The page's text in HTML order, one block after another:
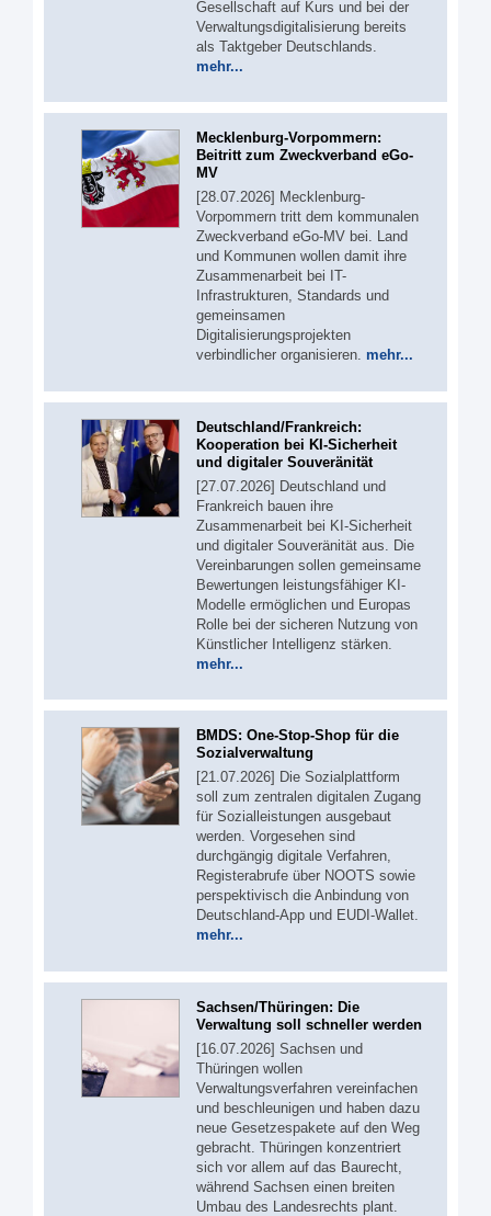
Gesellschaft auf Kurs und bei der
Verwaltungsdigitalisierung bereits
als Taktgeber Deutschlands.
mehr...
Mecklenburg-Vorpommern:
Beitritt zum Zweckverband eGo-
MV
[28.07.2026] Mecklenburg-
Vorpommern tritt dem kommunalen
Zweckverband eGo-MV bei. Land
und Kommunen wollen damit ihre
Zusammenarbeit bei IT-
Infrastrukturen, Standards und
gemeinsamen
Digitalisierungsprojekten
verbindlicher organisieren. mehr...
Deutschland/Frankreich:
Kooperation bei KI-Sicherheit
und digitaler Souveränität
[27.07.2026] Deutschland und
Frankreich bauen ihre
Zusammenarbeit bei KI-Sicherheit
und digitaler Souveränität aus. Die
Vereinbarungen sollen gemeinsame
Bewertungen leistungsfähiger KI-
Modelle ermöglichen und Europas
Rolle bei der sicheren Nutzung von
Künstlicher Intelligenz stärken.
mehr...
BMDS: One-Stop-Shop für die
Sozialverwaltung
[21.07.2026] Die Sozialplattform
soll zum zentralen digitalen Zugang
für Sozialleistungen ausgebaut
werden. Vorgesehen sind
durchgängig digitale Verfahren,
Registerabrufe über NOOTS sowie
perspektivisch die Anbindung von
Deutschland-App und EUDI-Wallet.
mehr...
Sachsen/Thüringen: Die
Verwaltung soll schneller werden
[16.07.2026] Sachsen und
Thüringen wollen
Verwaltungsverfahren vereinfachen
und beschleunigen und haben dazu
neue Gesetzespakete auf den Weg
gebracht. Thüringen konzentriert
sich vor allem auf das Baurecht,
während Sachsen einen breiten
Umbau des Landesrechts plant.